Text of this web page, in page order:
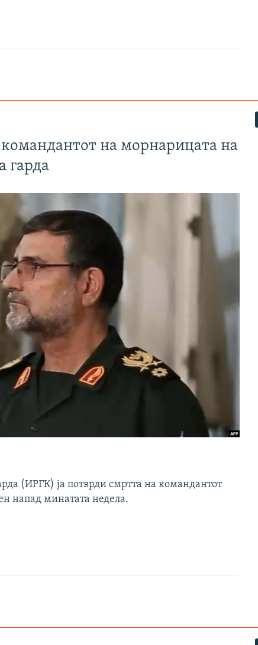
на морнарицата на
гарда
(ИРГК) ја потврди смртта на командантот
напад минатата недела.